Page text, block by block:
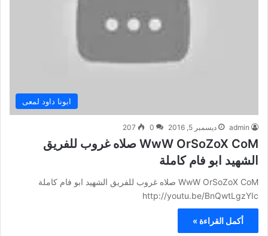
ابونا داود لمعى
admin ديسمبر 5, 2016 0
207
WwW OrSoZoX CoM صلاه غروب للفريق
الشهيد ابو فام كاملة
WwW OrSoZoX CoM صلاه غروب للفريق الشهيد ابو فام كاملة
http://youtu.be/BnQwtLgzYIc
أكمل القراءة »